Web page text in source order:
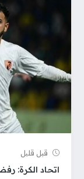
قبل قلیل
اتحاد الكرة: